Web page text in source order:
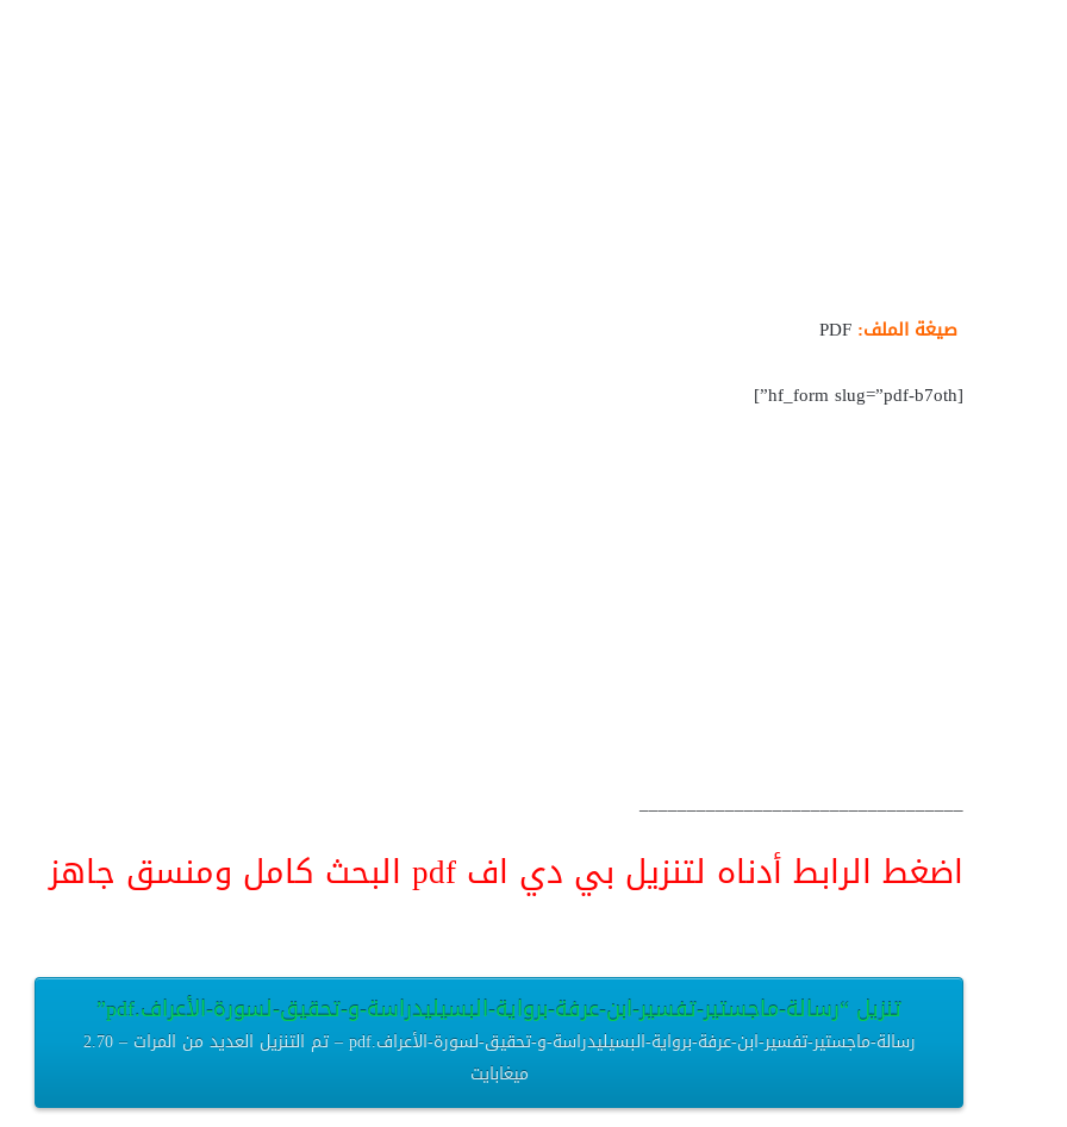
صيغة الملف:
[hf_form slug=”pdf-b7oth”]
__________________________________
اضغط الرابط أدناه لتنزيل بي دي اف pdf البحث كامل ومنسق جاهز
تنزيل “رسالة-ماجستير-تفسير-ابن-عرفة-برواية-البسيليدراسة-و-تحقيق-لسورة-الأعراف.pdf”
رسالة-ماجستير-تفسير-ابن-عرفة-برواية-البسيليدراسة-و-تحقيق-لسورة-الأعراف.pdf – تم التنزيل العديد من المرات – 2.70
ميغابايت